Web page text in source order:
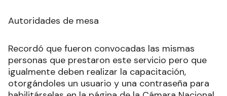
Autoridades de mesa
Recordó que fueron convocadas las mismas
personas que prestaron este servicio pero que
igualmente deben realizar la capacitación,
otorgándoles un usuario y una contraseña para